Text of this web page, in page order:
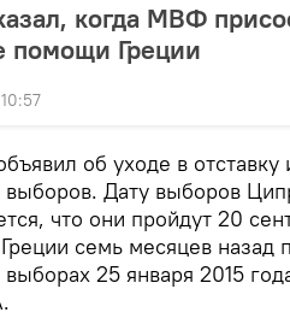
когда МВФ
помощи Греции
об уходе в
выборов. Дату выборов
что они пройдут 20
Греции семь месяцев
25 января 2015